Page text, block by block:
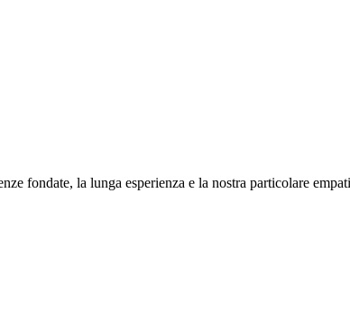
fondate, la lunga esperienza e la nostra particolare